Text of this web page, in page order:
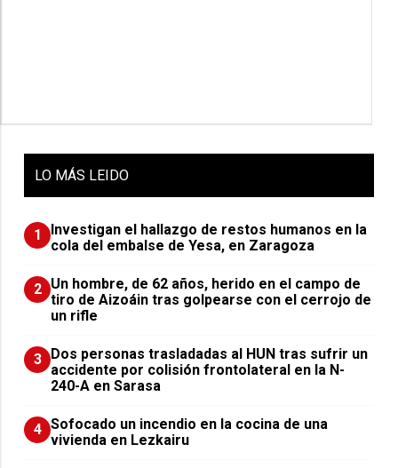
LO MÁS LEIDO
1
Investigan el hallazgo de restos humanos en la
cola del embalse de Yesa, en Zaragoza
2 Un hombre, de 62 años, herido en el campo de
tiro de Aizoáin tras golpearse con el cerrojo de
un rifle
3 ​Dos personas trasladadas al HUN tras sufrir un
accidente por colisión frontolateral en la N-
240-A en Sarasa
4 Sofocado un incendio en la cocina de una
vivienda en Lezkairu